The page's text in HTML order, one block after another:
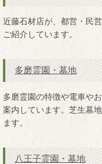
近藤石材店が、都営・民
ご紹介しています。
多磨霊園・墓地
多磨霊園の特徴や電車や
案内しています。芝生墓
ます。
八王子霊園・墓地